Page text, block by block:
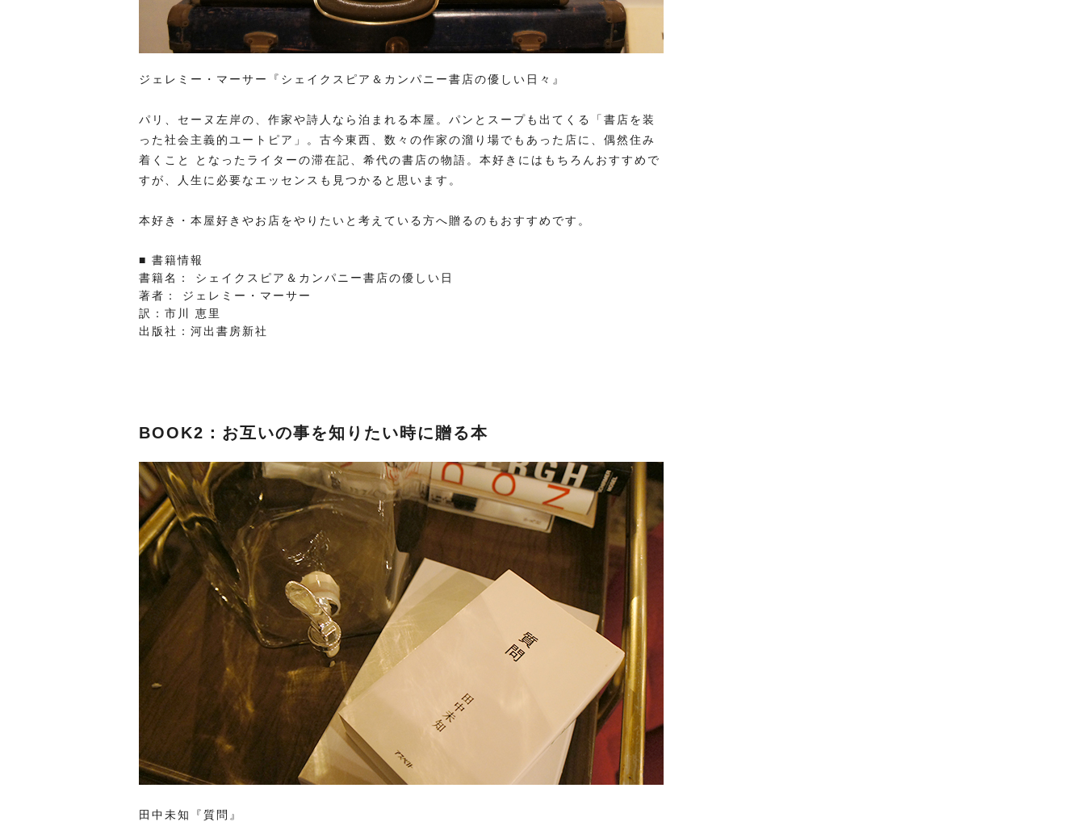
ジェレミー・マーサー『シェイクスピア＆カンパニー書店の優しい日々』
パリ、セーヌ左岸の、作家や詩人なら泊まれる本屋。パンとスープも出てくる「書店を装
った社会主義的ユートピア」。古今東西、数々の作家の溜り場でもあった店に、偶然住み
着くこと となったライターの滞在記、希代の書店の物語。本好きにはもちろんおすすめで
すが、人生に必要なエッセンスも見つかると思います。
本好き・本屋好きやお店をやりたいと考えている方へ贈るのもおすすめです。
■ 書籍情報
書籍名： シェイクスピア＆カンパニー書店の優しい日
著者： ジェレミー・マーサー
訳：市川 恵里
出版社：河出書房新社
BOOK2：お互いの事を知りたい時に贈る本
田中未知『質問』